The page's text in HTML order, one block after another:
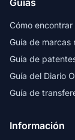
Guías
Cómo encontrar
Guía de marcas
Guía de
Guía del Diario
Guía de
Información